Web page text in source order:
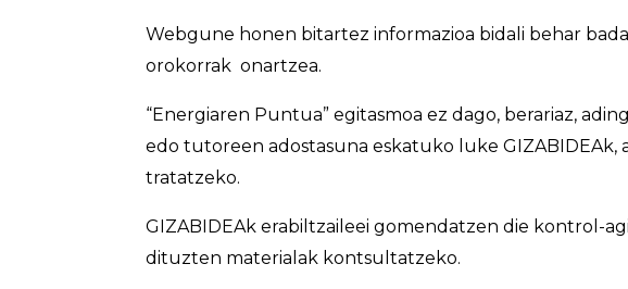
Webgune honen bitartez informazioa bidali behar
orokorrak onartzea.
“Energiaren Puntua” egitasmoa ez dago, berariaz,
edo tutoreen adostasuna eskatuko luke
tratatzeko.
GIZABIDEAk erabiltzaileei gomendatzen die kontrol-
dituzten materialak kontsultatzeko.